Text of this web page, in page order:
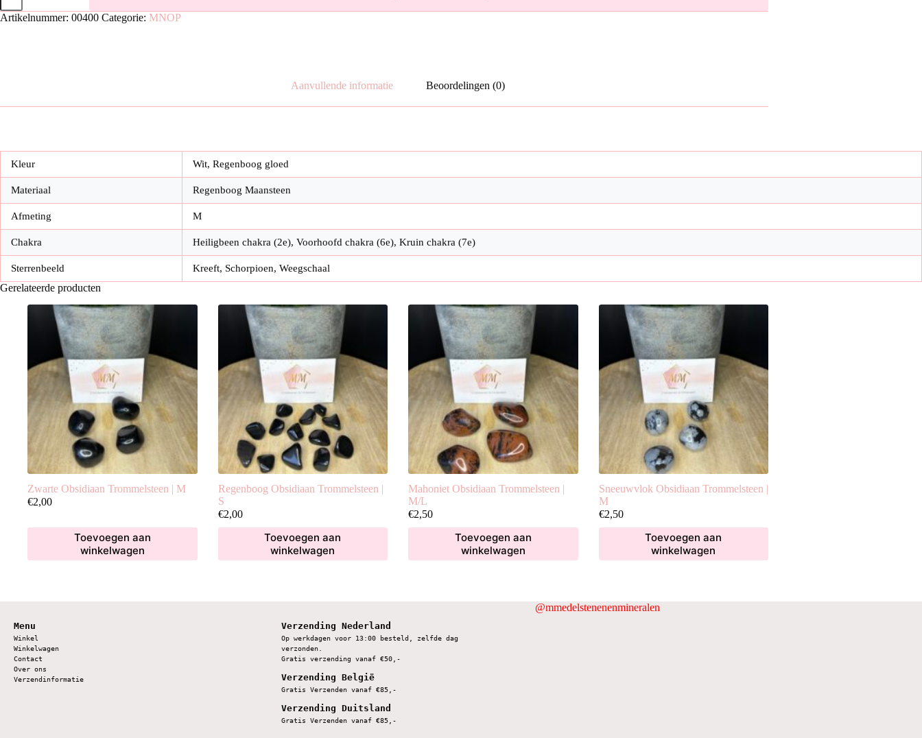
|
M
Artikelnummer: 00400 Categorie: MNOP
Aanvullende informatie Beoordelingen (0)
Kleur Wit, Regenboog gloed
Materiaal Regenboog Maansteen
Afmeting M
Chakra Heiligbeen chakra (2e), Voorhoofd chakra (6e), Kruin chakra (7e)
Sterrenbeeld Kreeft, Schorpioen, Weegschaal
Gerelateerde producten
Zwarte Obsidiaan Trommelsteen | M
€2,00
Toevoegen aan
winkelwagen
Regenboog Obsidiaan Trommelsteen |
S
€2,00
Toevoegen aan
winkelwagen
Mahoniet Obsidiaan Trommelsteen |
M/L
€2,50
Toevoegen aan
winkelwagen
Sneeuwvlok Obsidiaan Trommelsteen |
M
€2,50
Toevoegen aan
winkelwagen
Menu
Winkel
Winkelwagen
Contact
Over ons
Verzendinformatie
Verzending Nederland
Op werkdagen voor 13:00 besteld, zelfde dag
verzonden.
Gratis verzending vanaf €50,-
Verzending België
Gratis Verzenden vanaf €85,-
Verzending Duitsland
Gratis Verzenden vanaf €85,-
@mmedelstenenenmineralen